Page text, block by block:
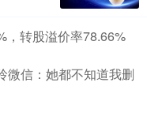
，转股溢价率78.66%
微信：她都不知道我删